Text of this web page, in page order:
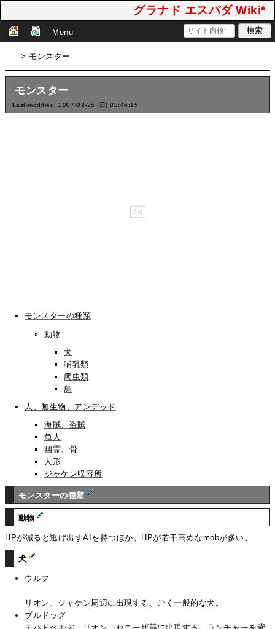
グラナド エスパダ Wiki*
Menu
> モンスター
モンスター
Last-modified: 2007-02-25 (日) 03:46:15
モンスターの種類
動物
犬
哺乳類
爬虫類
鳥
人、無生物、アンデッド
海賊、盗賊
魚人
幽霊、骨
人形
ジャケン収容所
モンスターの種類
動物
HPが減ると逃げ出すAIを持つほか、HPが若干高めなmobが多い。
犬
ウルフ
リオン、ジャケン周辺に出現する、ごく一般的な犬。
ブルドッグ